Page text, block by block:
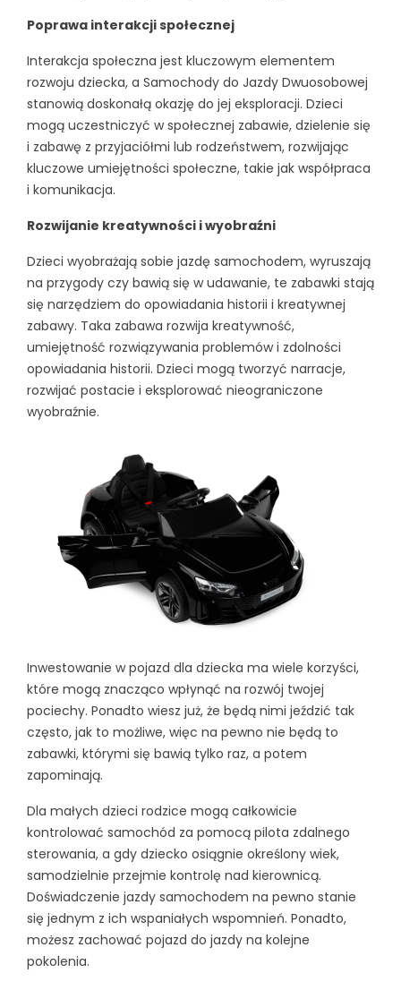
Poprawa interakcji społecznej
Interakcja społeczna jest kluczowym elementem
rozwoju dziecka, a Samochody do Jazdy Dwuosobowej
stanowią doskonałą okazję do jej eksploracji. Dzieci
mogą uczestniczyć w społecznej zabawie, dzielenie się
i zabawę z przyjaciółmi lub rodzeństwem, rozwijając
kluczowe umiejętności społeczne, takie jak współpraca
i komunikacja.
Rozwijanie kreatywności i wyobraźni
Dzieci wyobrażają sobie jazdę samochodem, wyruszają
na przygody czy bawią się w udawanie, te zabawki stają
się narzędziem do opowiadania historii i kreatywnej
zabawy. Taka zabawa rozwija kreatywność,
umiejętność rozwiązywania problemów i zdolności
opowiadania historii. Dzieci mogą tworzyć narracje,
rozwijać postacie i eksplorować nieograniczone
wyobraźnie.
Inwestowanie w pojazd dla dziecka ma wiele korzyści,
które mogą znacząco wpłynąć na rozwój twojej
pociechy. Ponadto wiesz już, że będą nimi jeździć tak
często, jak to możliwe, więc na pewno nie będą to
zabawki, którymi się bawią tylko raz, a potem
zapominają.
Dla małych dzieci rodzice mogą całkowicie
kontrolować samochód za pomocą pilota zdalnego
sterowania, a gdy dziecko osiągnie określony wiek,
samodzielnie przejmie kontrolę nad kierownicą.
Doświadczenie jazdy samochodem na pewno stanie
się jednym z ich wspaniałych wspomnień. Ponadto,
możesz zachować pojazd do jazdy na kolejne
pokolenia.